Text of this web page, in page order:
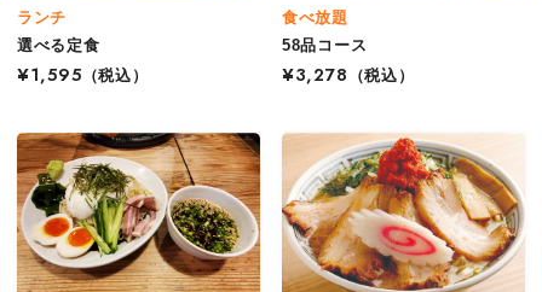
ランチ
選べる定食
¥1,595 （税込）
食べ放題
58品コース
¥3,278
（税込）